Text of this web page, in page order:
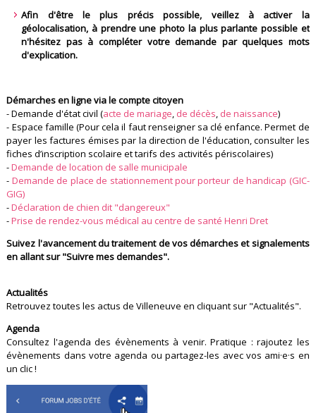
Afin d'être le plus précis possible, veillez à activer la
géolocalisation, à prendre une photo la plus parlante possible et
n'hésitez pas à compléter votre demande par quelques mots
d'explication.
Démarches en ligne via le compte citoyen
- Demande d'état civil (acte de mariage, de décès, de naissance)
- Espace famille (Pour cela il faut renseigner sa clé enfance. Permet de
payer les factures émises par la direction de l'éducation, consulter les
fiches d’inscription scolaire et tarifs des activités périscolaires)
-Demande de location de salle municipale
- Demande de place de stationnement pour porteur de handicap (GIC-
GIG)
-Déclaration de chien dit "dangereux"
-Prise de rendez-vous médical au centre de santé Henri Dret
Suivez l'avancement du traitement de vos démarches et signalements
en allant sur "Suivre mes demandes".
Actualités
Retrouvez toutes les actus de Villeneuve en cliquant sur "Actualités".
Agenda
Consultez l'agenda des évènements à venir. Pratique : rajoutez les
évènements dans votre agenda ou partagez-les avec vos ami·e·s en
un clic !